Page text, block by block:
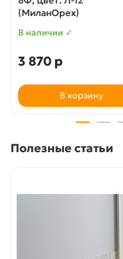
(МиланОрех)
В наличии ✓
3 870 р
В корзину
Полезные статьи